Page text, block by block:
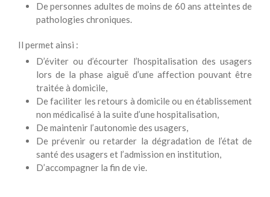
De personnes adultes de moins de 60 ans atteintes de
pathologies chroniques.
Il permet ainsi :
D’éviter ou d’écourter l’hospitalisation des usagers
lors de la phase aiguë d’une affection pouvant être
traitée à domicile,
De faciliter les retours à domicile ou en établissement
non médicalisé à la suite d’une hospitalisation,
De maintenir l’autonomie des usagers,
De prévenir ou retarder la dégradation de l’état de
santé des usagers et l’admission en institution,
D’accompagner la fin de vie.